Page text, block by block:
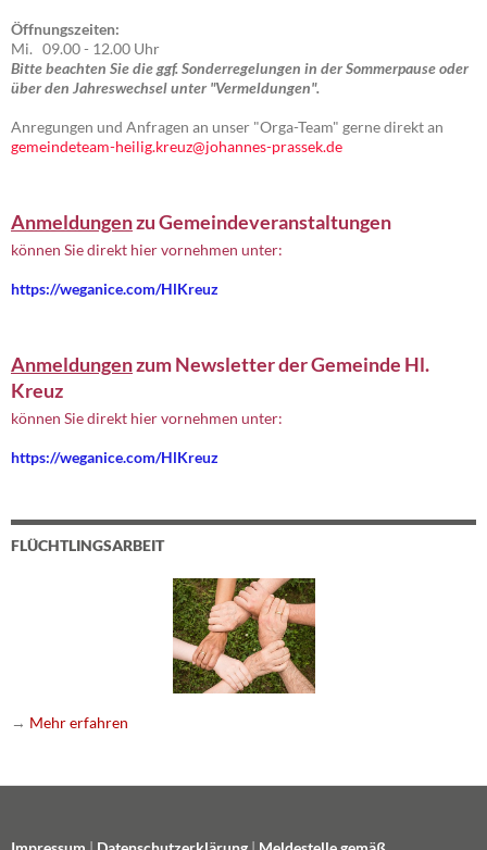
Öffnungszeiten:
Mi. 09.00 - 12.00 Uhr
Bitte beachten Sie die ggf. Sonderregelungen in der Sommerpause oder
über den Jahreswechsel unter "Vermeldungen".
Anregungen und Anfragen an unser "Orga-Team" gerne direkt an
gemeindeteam-heilig.kreuz@johannes-prassek.de
Anmeldungenzu Gemeindeveranstaltungen
können Sie direkt hier vornehmen unter:
https://weganice.com/HlKreuz
Anmeldungenzum Newsletter der Gemeinde Hl.
Kreuz
können Sie direkt hier vornehmen unter:
https://weganice.com/HlKreuz
FLÜCHTLINGSARBEIT
→ Mehr erfahren